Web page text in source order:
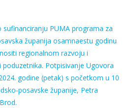
PUMA programa za
županija osamnaestu godinu
regionalnom razvoju i
Potpisivanje Ugovora
godine (petak) s početkom u 10
posavske županije, Petra